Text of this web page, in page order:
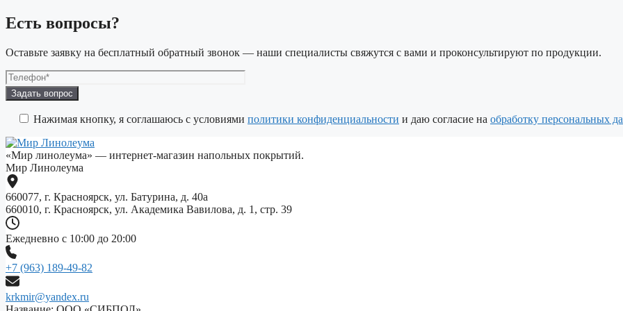
Есть вопросы?
Оставьте заявку на бесплатный обратный звонок — наши специалисты свяжутся с вами и проконсультируют по продукции.
Оставьте
это
поле Нажимая кнопку, я соглашаюсь с условиями политики конфиденциальности и даю согласие на обработку персональных
«Мир линолеума» — интернет-магазин напольных покрытий.
Мир Линолеума
660077, г. Красноярск, ул. Батурина, д. 40а
660010, г. Красноярск, ул. Академика Вавилова, д. 1, стр. 39
Ежедневно с 10:00 до 20:00
+7 (963) 189-49-82
krkmir@yandex.ru